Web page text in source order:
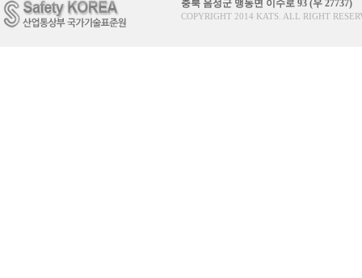
충북 음성군 맹동면 이수로 93 (우 27737)
COPYRIGHT 2014 KATS. ALL RIGHT